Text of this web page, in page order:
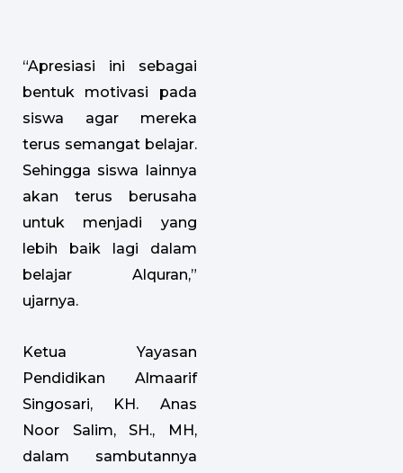
“Apresiasi ini sebagai
bentuk motivasi pada
siswa agar mereka
terus semangat belajar.
Sehingga siswa lainnya
akan terus berusaha
untuk menjadi yang
lebih baik lagi dalam
belajar Alquran,”
ujarnya.
Ketua Yayasan
Pendidikan Almaarif
Singosari, KH. Anas
Noor Salim, SH., MH,
dalam sambutannya